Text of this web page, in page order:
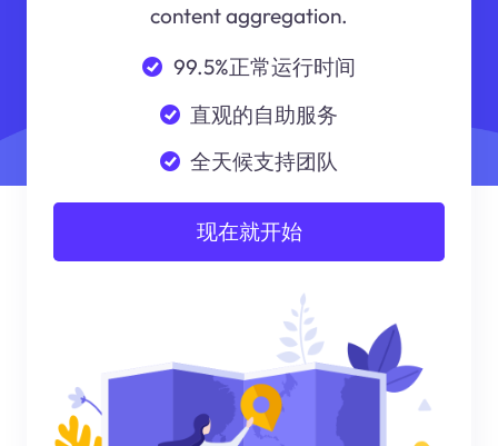
content aggregation.
99.5%正常运行时间
直观的自助服务
全天候支持团队
现在就开始